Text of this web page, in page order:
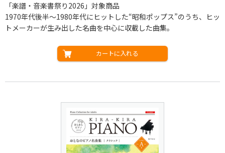
「楽譜・音楽書祭り2026」対象商品
1970年代後半～1980年代にヒットした“昭和ポップス”のうち、ヒッ
トメーカーが生み出した名曲を中心に収載した曲集。
カートに入れる